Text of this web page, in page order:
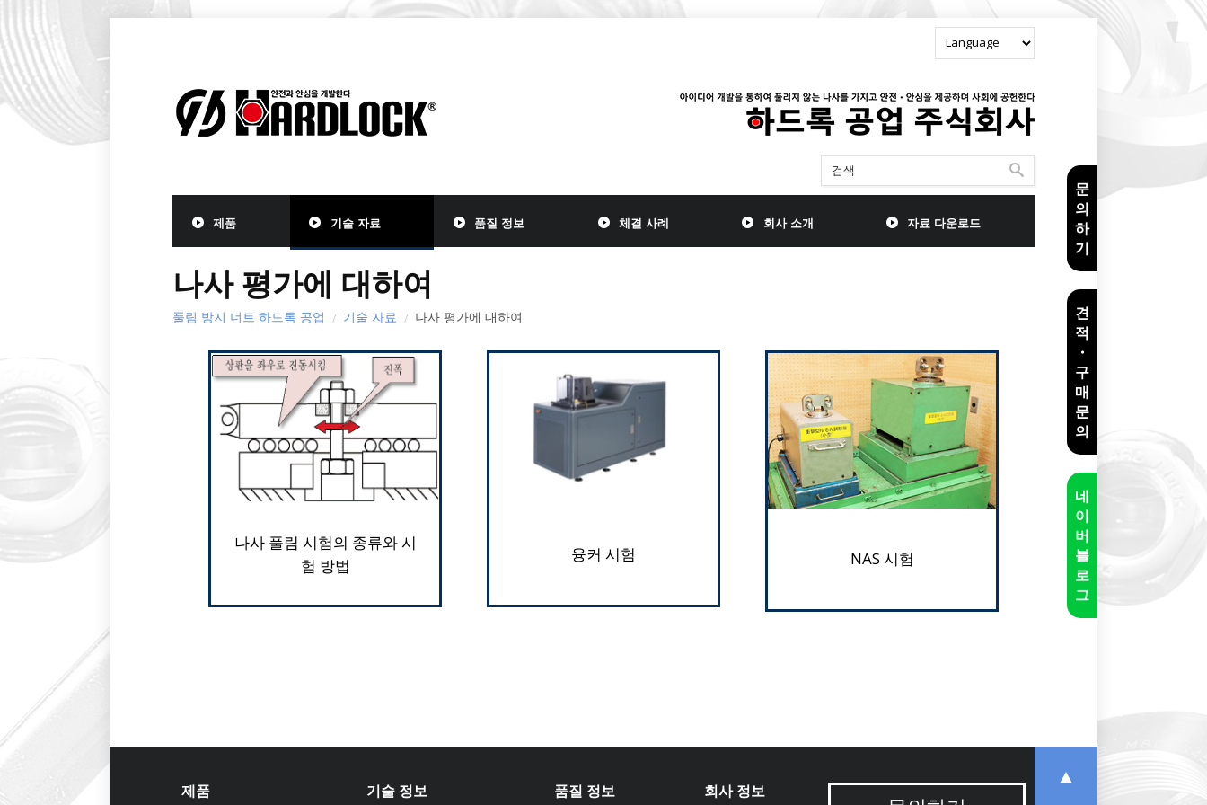
제품 기술 자료 품질 정보 체결 사례 회사 소개 자료 다운로드
문
의
하
기
견
적
・
구
매
문
의
네
이
버
블
로
그
나사 평가에 대하여
풀림 방지 너트 하드록 공업 기술 자료 나사 평가에 대하여
나사 풀림 시험의 종류와 시
험 방법
융커 시험 NAS 시험
제품 기술 정보 품질 정보 회사 정보